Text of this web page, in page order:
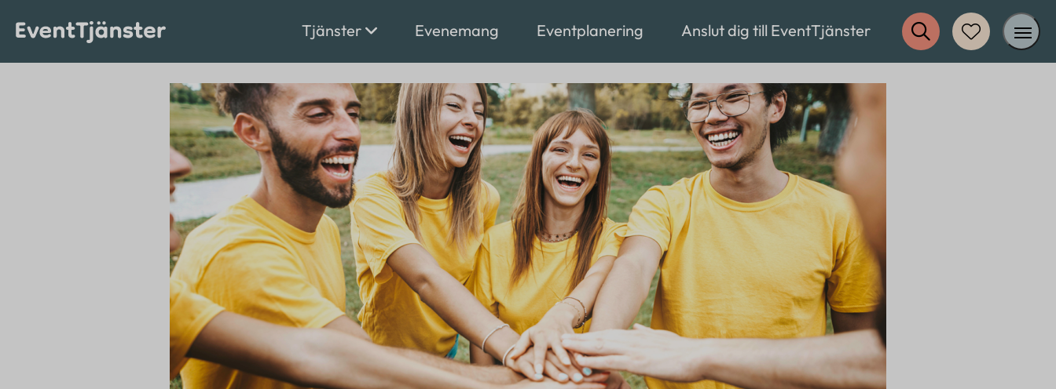
Tjänster
Underhållning
Lokaler
Foto / video
Ljus / ljud
Dekoration
Stageing
Boende
Evenemang Eventplanering Anslut dig till EventTjänster
Ett större
evenemang på
gång?
Kontakta oss
Vill du ansluta
din tjänst?
Anslut dig här
Inspiration
Erbjudanden
Om oss
Kontakt
FAQ
Logga in